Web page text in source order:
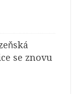
se znovu